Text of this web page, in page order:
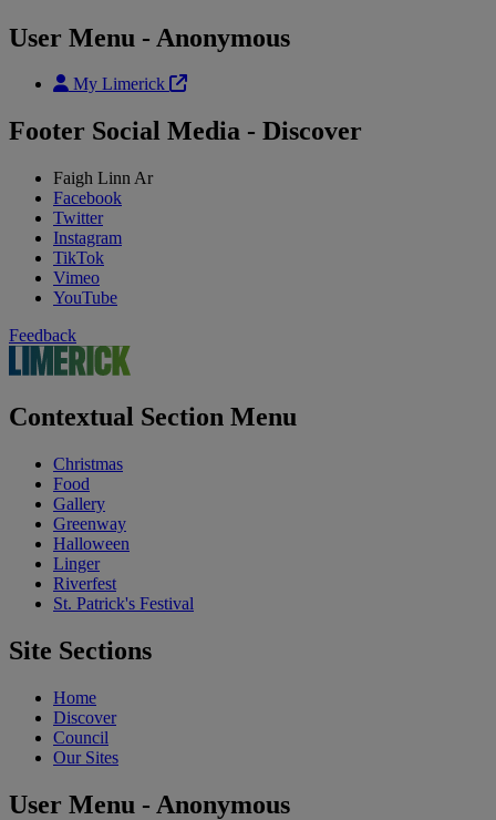
User Menu - Anonymous
My Limerick
Footer Social Media - Discover
Faigh Linn Ar
Facebook
Twitter
Instagram
TikTok
Vimeo
YouTube
Feedback
Contextual Section Menu
Christmas
Food
Gallery
Greenway
Halloween
Linger
Riverfest
St. Patrick's Festival
Site Sections
Home
Discover
Council
Our Sites
User Menu - Anonymous